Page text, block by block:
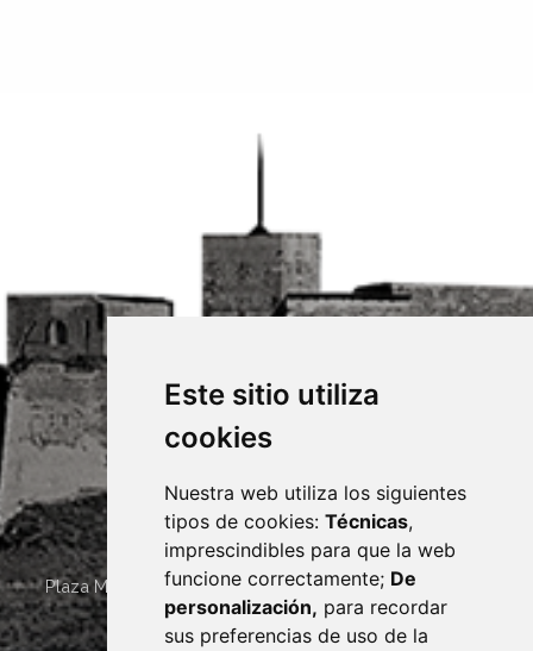
Este sitio utiliza
cookies
Nuestra web utiliza los siguientes
tipos de cookies: Técnicas,
imprescindibles para que la web
funcione correctamente; De
personalización, para recordar
sus preferencias de uso de la
Plaza Mayor 4 22400 MONZÓN - ARAGÓN (ESPAÑA)
· (34) 974 400 700 ·
sac@monzon.es